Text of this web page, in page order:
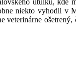
niekto vyhodil v